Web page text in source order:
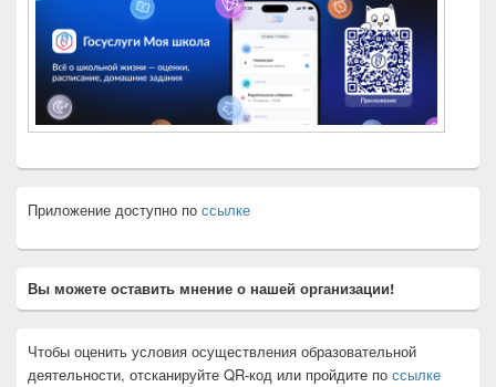
Приложение доступно по ссылке
Вы можете оставить мнение о нашей организации!
Чтобы оценить условия осуществления образовательной
деятельности, отсканируйте QR-код или пройдите по ссылке